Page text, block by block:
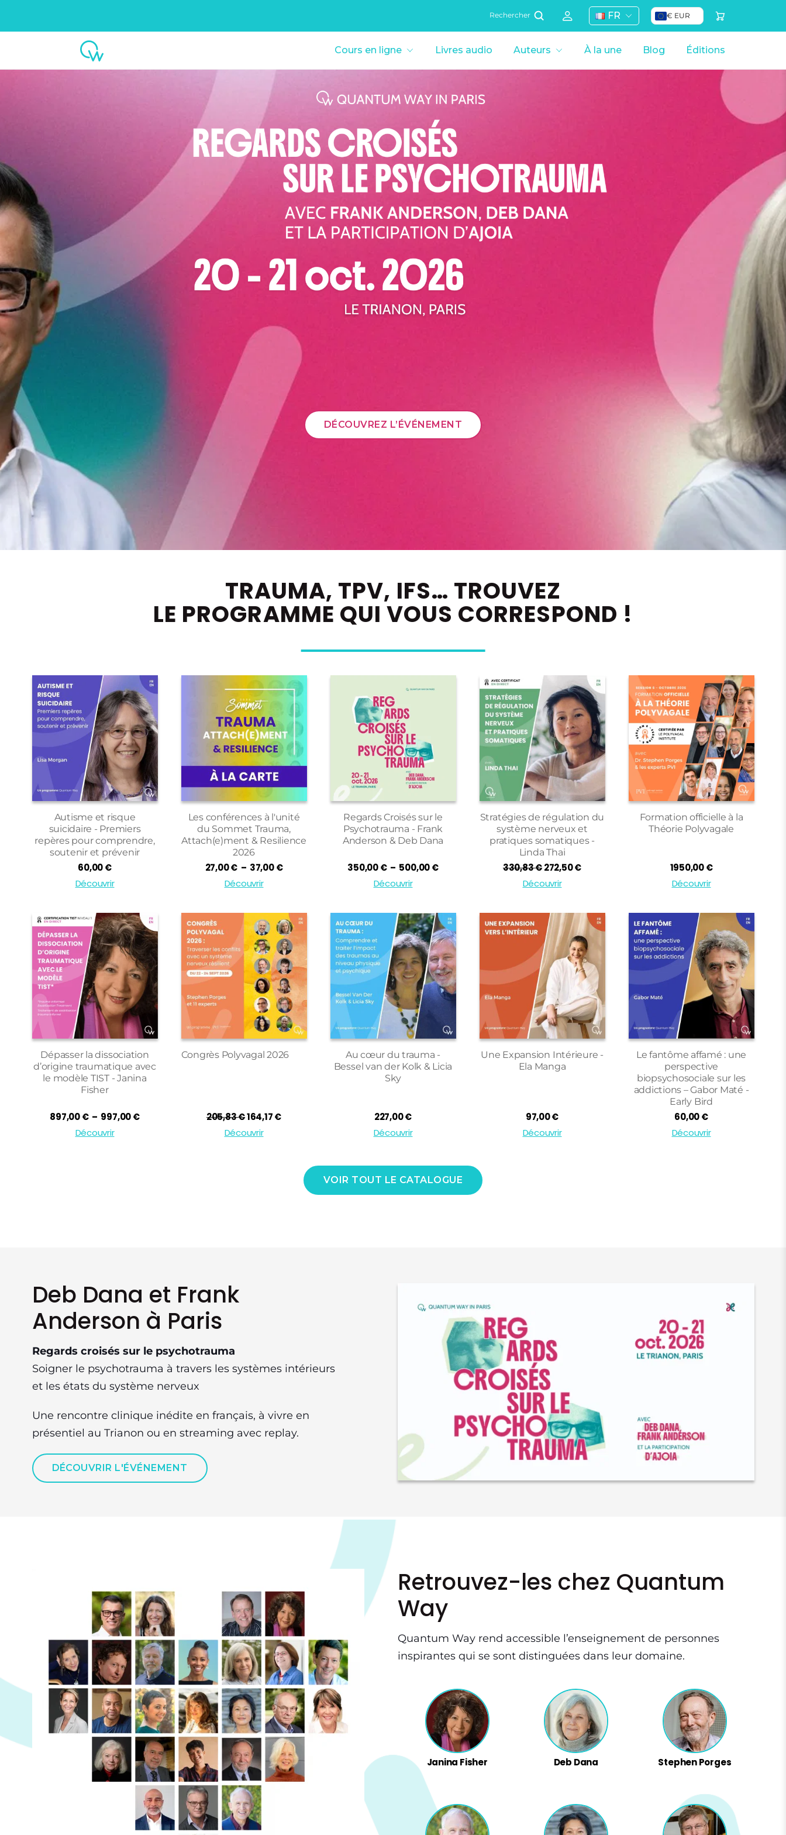
Rechercher FR € EUR
Cours en ligne Livres audio Auteurs À la une Blog Éditions
DÉCOUVREZ L’ÉVÉNEMENT
TRAUMA, TPV, IFS… TROUVEZ
LE PROGRAMME QUI VOUS CORRESPOND !
Autisme et risque
suicidaire - Premiers
repères pour comprendre,
soutenir et prévenir
60,00€
Découvrir
Les conférences à l'unité
du Sommet Trauma,
Attach(e)ment & Resilience
2026
27,00€ – 37,00€Plage
37,00 €
Découvrir
Regards Croisés sur le
Psychotrauma - Frank
Anderson & Deb Dana
350,00€ – 500,00€Plage
500,00 €
Découvrir
Stratégies de régulation du
système nerveux et
pratiques somatiques -
Linda Thai
330,83€Le
initial
272,50€Le
Découvrir
Formation officielle à la
Théorie Polyvagale
1950,00€
Découvrir
Dépasser la dissociation
d’origine traumatique avec
le modèle TIST - Janina
Fisher
897,00€ – 997,00€Plage
Découvrir
Congrès Polyvagal 2026
205,83€Le
initial
164,17€Le
Découvrir
Au cœur du trauma -
Bessel van der Kolk & Licia
Sky
227,00€
Découvrir
Une Expansion Intérieure -
Ela Manga
97,00€
Découvrir
Le fantôme affamé : une
perspective
biopsychosociale sur les
addictions – Gabor Maté -
Early Bird
60,00€
Découvrir
VOIR TOUT LE CATALOGUE
Deb Dana et Frank
Anderson à Paris
Regards croisés sur le psychotrauma
Soigner le psychotrauma à travers les systèmes intérieurs
et les états du système nerveux
Une rencontre clinique inédite en français, à vivre en
présentiel au Trianon ou en streaming avec replay.
DÉCOUVRIR L'ÉVÉNEMENT
Retrouvez-les chez Quantum
Way
Quantum Way rend accessible l’enseignement de personnes
inspirantes qui se sont distinguées dans leur domaine.
Janina Fisher Deb Dana Stephen Porges